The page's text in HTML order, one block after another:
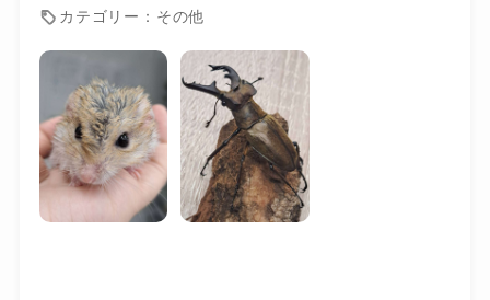
カテゴリー：その他